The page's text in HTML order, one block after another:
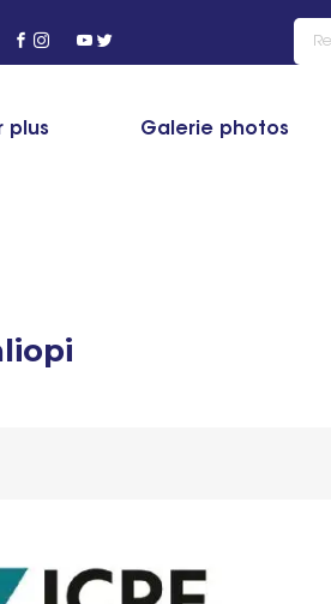
plus Galerie photos